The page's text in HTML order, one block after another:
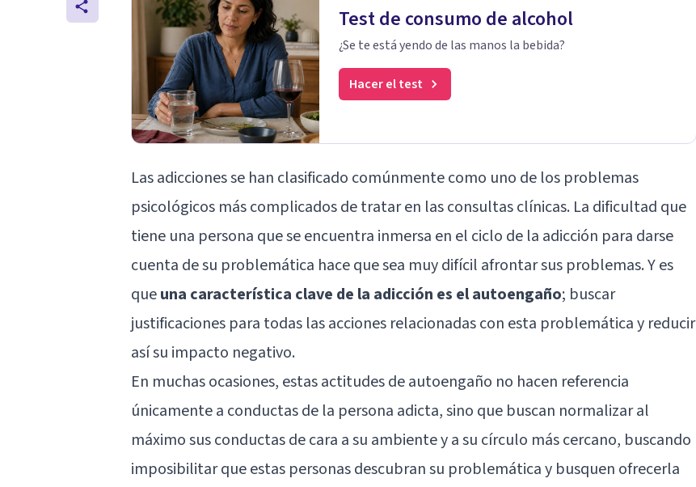
Test de consumo de alcohol
¿Se te está yendo de las manos la bebida?
Hacer el test
Las adicciones se han clasificado comúnmente como uno de los problemas
psicológicos más complicados de tratar en las consultas clínicas. La dificultad que
tiene una persona que se encuentra inmersa en el ciclo de la adicción para darse
cuenta de su problemática hace que sea muy difícil afrontar sus problemas. Y es
queuna característica clave de la adicción es el autoengaño; buscar
justificaciones para todas las acciones relacionadas con esta problemática y reducir
así su impacto negativo.
En muchas ocasiones, estas actitudes de autoengaño no hacen referencia
únicamente a conductas de la persona adicta, sino que buscan normalizar al
máximo sus conductas de cara a su ambiente y a su círculo más cercano, buscando
imposibilitar que estas personas descubran su problemática y busquen ofrecerla